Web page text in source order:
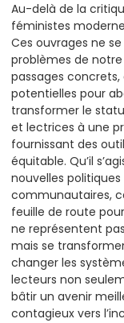
Au-delà de la
féministes
Ces ouvrages ne
problèmes de
passages
potentielles pour
transformer le
et lectrices à une
fournissant des
équitable. Qu’il
nouvelles
communautaires,
feuille de route
ne représentent
mais se
changer les
lecteurs non
bâtir un avenir
contagieux vers